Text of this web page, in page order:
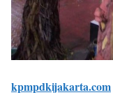
kpmpdkijakarta.com